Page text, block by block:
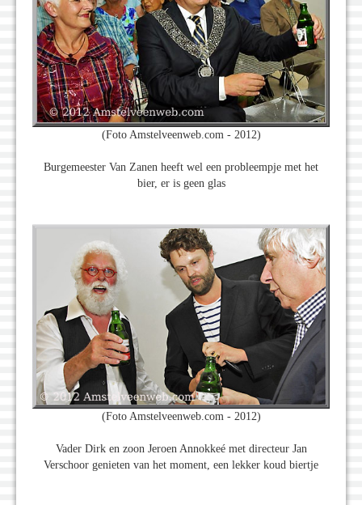
(Foto Amstelveenweb.com - 2012)
Burgemeester Van Zanen heeft wel een probleempje met het
bier, er is geen glas
(Foto Amstelveenweb.com - 2012)
Vader Dirk en zoon Jeroen Annokkeé met directeur Jan
Verschoor genieten van het moment, een lekker koud biertje